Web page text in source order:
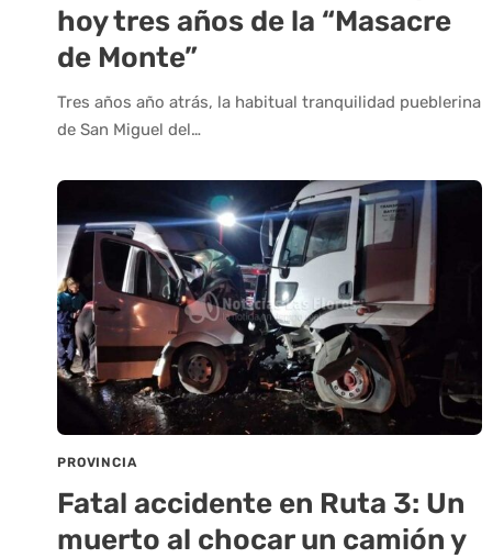
hoy tres años de la “Masacre
de Monte”
Tres años año atrás, la habitual tranquilidad pueblerina
de San Miguel del…
PROVINCIA
Fatal accidente en Ruta 3: Un
muerto al chocar un camión y